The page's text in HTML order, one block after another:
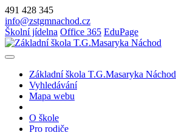
491 428 345
info@zstgmnachod.cz
Školní jídelna Office 365 EduPage
Základní škola T.G.Masaryka Náchod
Vyhledávání
Mapa webu
O škole
Pro rodiče